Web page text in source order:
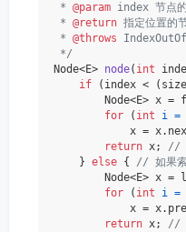
* @param index 节点
* @return 指定位置的
* @throws
*/
Node<E> node( int
if (index <
Node<E> x =
for ( int i =
x =
return x; //
    }
else { // 如果索
Node<E> x =
for ( int i =
x =
return x; //